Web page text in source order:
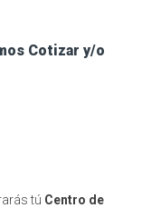
Cotizar y/o
tú Centro de